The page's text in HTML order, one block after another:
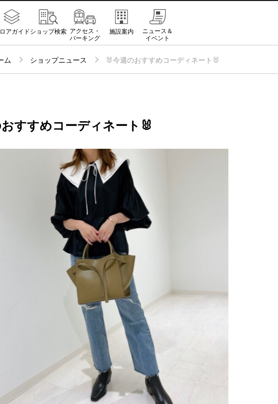
アガイドショップ検索 アクセス・
パーキング
施設案内
ニュース＆
イベント
ム ショップニュース 🐰今週のおすすめコーディネート🐰
すすめコーディネート🐰